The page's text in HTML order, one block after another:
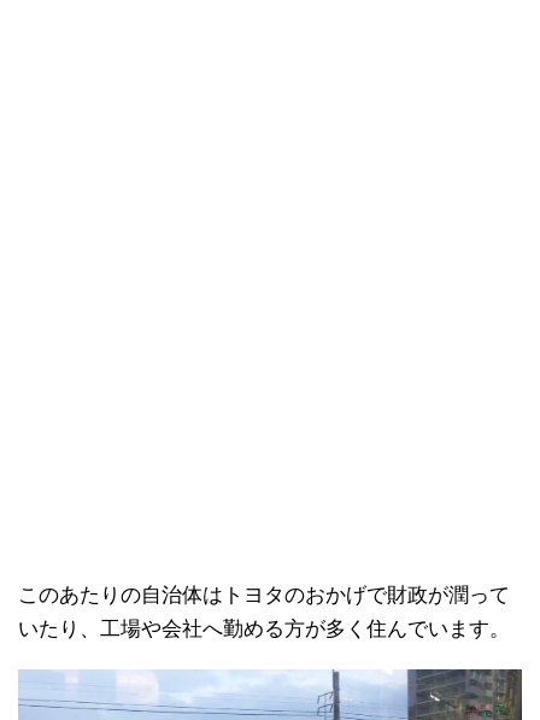
このあたりの自治体はトヨタのおかげで財政が潤って
いたり、工場や会社へ勤める方が多く住んでいます。